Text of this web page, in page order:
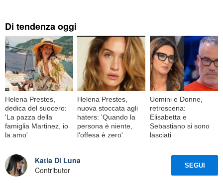
Di tendenza oggi
Helena Prestes,
dedica del suocero:
'La pazza della
famiglia Martinez, io
la amo'
Helena Prestes,
nuova stoccata agli
haters: 'Quando la
persona è niente,
l'offesa è zero'
Uomini e Donne,
retroscena:
Elisabetta e
Sebastiano si sono
lasciati
Katia Di Luna
Contributor
SEGUI